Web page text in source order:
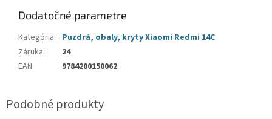
Dodatočné parametre
Kategória: Puzdrá, obaly, kryty Xiaomi Redmi 14C
Záruka:
24
EAN: 9784200150062